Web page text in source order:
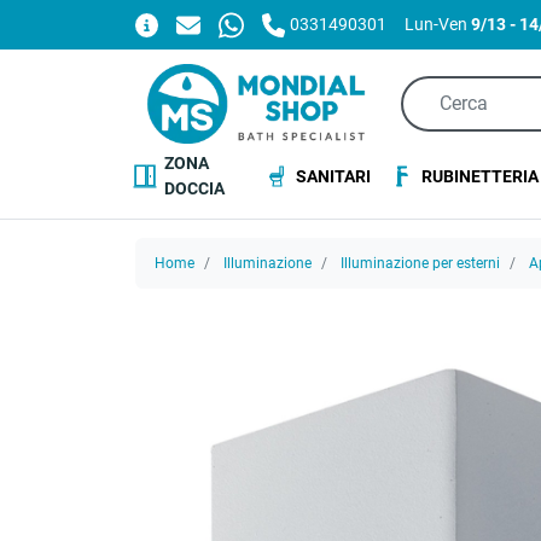
0331490301 Lun-Ven9/13 -
ZONA
DOCCIA
SANITARI RUBINETTERIA
Home Illuminazione Illuminazione per esterni